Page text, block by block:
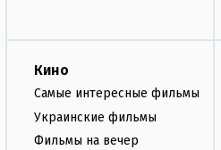
Кино
Самые интересные фильмы
Украинские фильмы
Фильмы на вечер